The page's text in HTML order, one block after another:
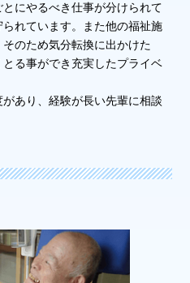
にやるべき仕事が分けられて
れています。また他の福祉施
のため気分転換に出かけた
る事ができ充実したプライベ
あり、経験が長い先輩に相談